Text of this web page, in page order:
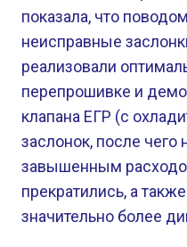
показала, что
неисправные
реализовали
перепрошивке и
клапана ЕГР (с
заслонок, после
завышенным
прекратились, а
значительно более